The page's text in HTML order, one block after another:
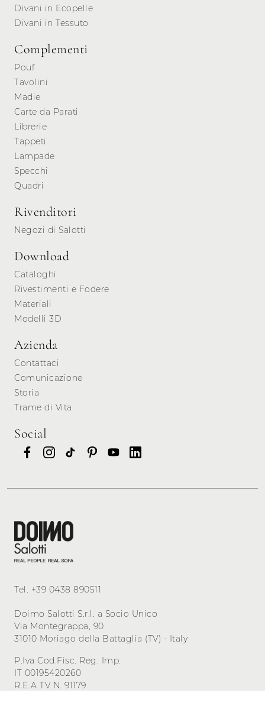
Divani in Ecopelle
Divani in Tessuto
Complementi
Pouf
Tavolini
Madie
Carte da Parati
Librerie
Tappeti
Lampade
Specchi
Quadri
Rivenditori
Negozi di Salotti
Download
Cataloghi
Rivestimenti e Fodere
Materiali
Modelli 3D
Azienda
Contattaci
Comunicazione
Storia
Trame di Vita
Social
Tel. +39 0438 890511
Doimo Salotti S.r.l. a Socio Unico
Via Montegrappa, 90
31010 Moriago della Battaglia (TV) - Italy
P.Iva Cod.Fisc. Reg. Imp.
IT 00195420260
R.E.A TV N. 91179